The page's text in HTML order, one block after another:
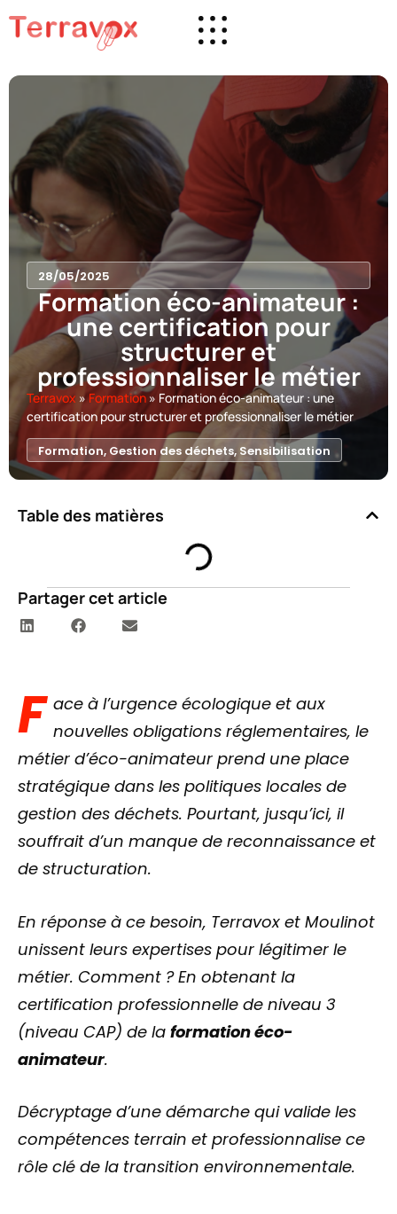
28/05/2025
Formation éco-animateur :
une certification pour
structurer et
professionnaliser le métier
Terravox »Formation» Formation éco-animateur : une
certification pour structurer et professionnaliser le métier
Formation, Gestion des déchets, Sensibilisation
Table des matières
Partager cet article
F ace à l’urgence écologique et aux
nouvelles obligations réglementaires, le
métier d’éco-animateur prend une place
stratégique dans les politiques locales de
gestion des déchets. Pourtant, jusqu’ici, il
souffrait d’un manque de reconnaissance et
de structuration.
En réponse à ce besoin, Terravox et Moulinot
unissent leurs expertises pour légitimer le
métier. Comment ? En obtenant la
certification professionnelle de niveau 3
(niveau CAP) de la formation éco-
animateur.
Décryptage d’une démarche qui valide les
compétences terrain et professionnalise ce
rôle clé de la transition environnementale.